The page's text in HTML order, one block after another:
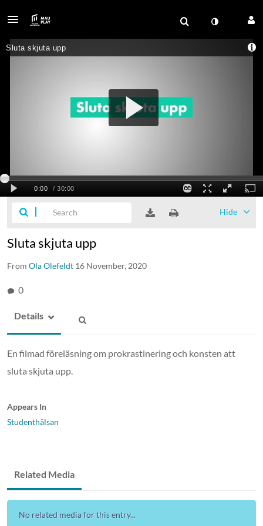
Hide
Sluta skjuta upp
From Ola Olefeldt 16 November, 2020
0
Details
En filmad föreläsning om prokrastinering och konsten att
sluta skjuta upp.
Appears In
Studenthälsan
Related Media
No related media for this entry...